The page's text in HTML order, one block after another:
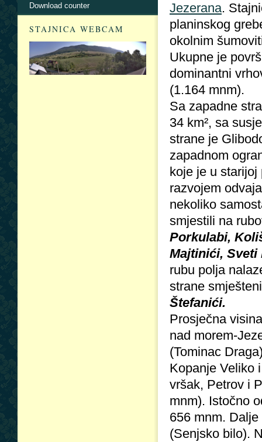
Jezerana.
planinskog
okolnim
Ukupne je
dominantni
(1.164 mnm).
Sa zapadne
34 km², sa
strane je
zapadnom
koje je u
razvojem
nekoliko
smjestili na
Porkulabi,
Majtinići, Sveti
rubu polja
strane
Štefanići.
Prosječna
nad morem-
(Tominac
Kopanje Veliko
vršak, Petrov i
mnm). Istočno
656 mnm.
(Senjsko bilo).
Download counter
STAJNICA WEBCAM